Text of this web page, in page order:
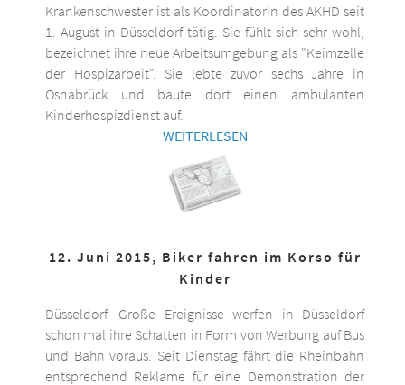
Krankenschwester ist als Koordinatorin des AKHD seit
1. August in Düsseldorf tätig. Sie fühlt sich sehr wohl,
bezeichnet ihre neue Arbeitsumgebung als "Keimzelle
der Hospizarbeit". Sie lebte zuvor sechs Jahre in
Osnabrück und baute dort einen ambulanten
Kinderhospizdienst auf.
WEITERLESEN
12. Juni 2015, Biker fahren im Korso für
Kinder
Düsseldorf. Große Ereignisse werfen in Düsseldorf
schon mal ihre Schatten in Form von Werbung auf Bus
und Bahn voraus. Seit Dienstag fährt die Rheinbahn
entsprechend Reklame für eine Demonstration der